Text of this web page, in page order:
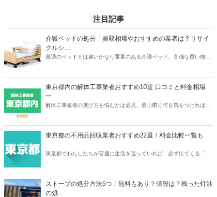
てはいけない注意点も併せて確認し、自分の洗濯機掃除に挑戦しまし
注目記事
介護ベッドの処分｜買取相場やおすすめの業者は？リサイ
クルシ...
普通のベッドとは違いかなり重量のある介護ベッド。高価な買い物だ
相場や、おすすめの買取業者3つを紹介。リサイクルショップでの査
らいで売れるのか？確認してみてください。
東京都内の解体工事業者おすすめ10選 口コミと料金相場
一...
解体工事業者の選び方を悩むかは必見。選ぶ際に何を気をつければ良
で、しっかりと慎重に選べるよう準備しましょう。
東京都の不用品回収業者おすすめ22選！料金比較一覧も
東京都でわたしたちが普通に生活を送っていれば、必ず出てくる「不
を選ぶことで、不用品を便利でお得に処分をすることができますよ。
ストーブの処分方法5つ！無料もあり？値段は？残った灯油
の処...